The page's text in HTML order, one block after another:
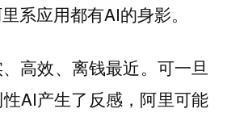
系应用都有AI的身影。
高效、离钱最近。可一旦
AI产生了反感，阿里可能